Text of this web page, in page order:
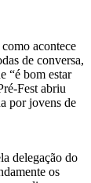
acontece
de conversa,
“é bom estar
Fest abriu
por jovens de
delegação do
os